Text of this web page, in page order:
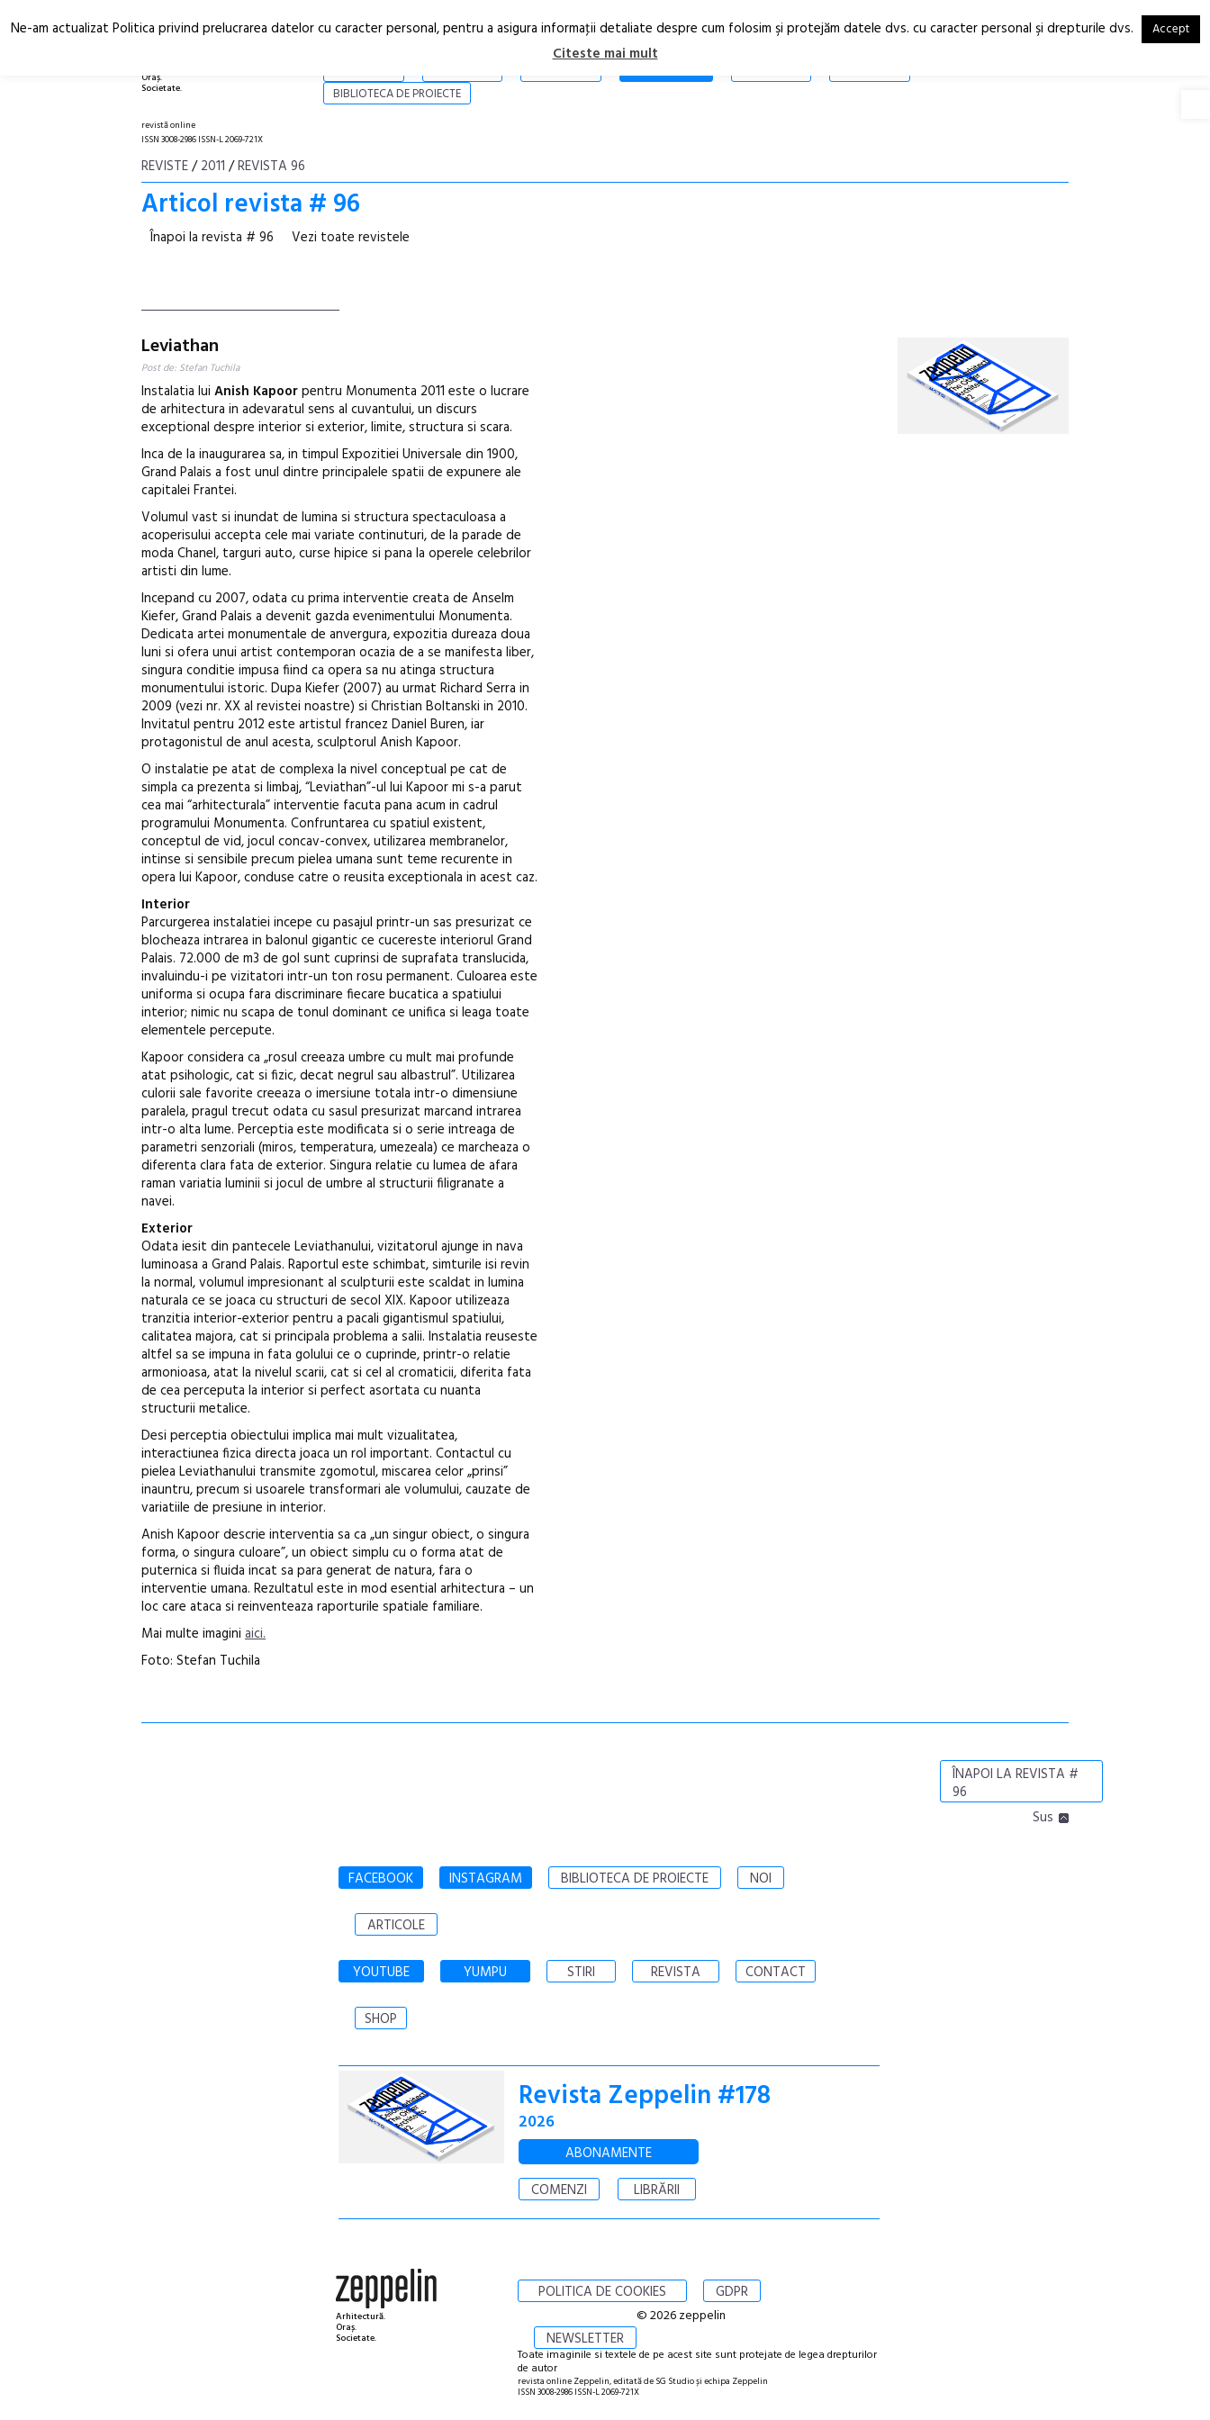
Oraș.
Societate.
RO
EN
REVISTA PRINT
BIBLIOTECA DE PROIECTE
revistă online
ISSN 3008-2986 ISSN-L 2069-721X
REVISTE/2011 /REVISTA 96
Articol revista # 96
Înapoi la revista # 96 Vezi toate revistele
Leviathan
Post de: Stefan Tuchila
Instalatia lui Anish Kapoorpentru Monumenta 2011 este o lucrare
de arhitectura in adevaratul sens al cuvantului, un discurs
exceptional despre interior si exterior, limite, structura si scara.
Inca de la inaugurarea sa, in timpul Expozitiei Universale din 1900,
Grand Palais a fost unul dintre principalele spatii de expunere ale
capitalei Frantei.
Volumul vast si inundat de lumina si structura spectaculoasa a
acoperisului accepta cele mai variate continuturi, de la parade de
moda Chanel, targuri auto, curse hipice si pana la operele celebrilor
artisti din lume.
Incepand cu 2007, odata cu prima interventie creata de Anselm
Kiefer, Grand Palais a devenit gazda evenimentului Monumenta.
Dedicata artei monumentale de anvergura, expozitia dureaza doua
luni si ofera unui artist contemporan ocazia de a se manifesta liber,
singura conditie impusa fiind ca opera sa nu atinga structura
monumentului istoric. Dupa Kiefer (2007) au urmat Richard Serra in
2009 (vezi nr. XX al revistei noastre) si Christian Boltanski in 2010.
Invitatul pentru 2012 este artistul francez Daniel Buren, iar
protagonistul de anul acesta, sculptorul Anish Kapoor.
O instalatie pe atat de complexa la nivel conceptual pe cat de
simpla ca prezenta si limbaj, “Leviathan”-ul lui Kapoor mi s-a parut
cea mai “arhitecturala” interventie facuta pana acum in cadrul
programului Monumenta. Confruntarea cu spatiul existent,
conceptul de vid, jocul concav-convex, utilizarea membranelor,
intinse si sensibile precum pielea umana sunt teme recurente in
opera lui Kapoor, conduse catre o reusita exceptionala in acest caz.
Interior
Parcurgerea instalatiei incepe cu pasajul printr-un sas presurizat ce
blocheaza intrarea in balonul gigantic ce cucereste interiorul Grand
Palais. 72.000 de m3 de gol sunt cuprinsi de suprafata translucida,
invaluindu-i pe vizitatori intr-un ton rosu permanent. Culoarea este
uniforma si ocupa fara discriminare fiecare bucatica a spatiului
interior; nimic nu scapa de tonul dominant ce unifica si leaga toate
elementele percepute.
Kapoor considera ca „rosul creeaza umbre cu mult mai profunde
atat psihologic, cat si fizic, decat negrul sau albastrul”. Utilizarea
culorii sale favorite creeaza o imersiune totala intr-o dimensiune
paralela, pragul trecut odata cu sasul presurizat marcand intrarea
intr-o alta lume. Perceptia este modificata si o serie intreaga de
parametri senzoriali (miros, temperatura, umezeala) ce marcheaza o
diferenta clara fata de exterior. Singura relatie cu lumea de afara
raman variatia luminii si jocul de umbre al structurii filigranate a
navei.
Exterior
Odata iesit din pantecele Leviathanului, vizitatorul ajunge in nava
luminoasa a Grand Palais. Raportul este schimbat, simturile isi revin
la normal, volumul impresionant al sculpturii este scaldat in lumina
naturala ce se joaca cu structuri de secol XIX. Kapoor utilizeaza
tranzitia interior-exterior pentru a pacali gigantismul spatiului,
calitatea majora, cat si principala problema a salii. Instalatia reuseste
altfel sa se impuna in fata golului ce o cuprinde, printr-o relatie
armonioasa, atat la nivelul scarii, cat si cel al cromaticii, diferita fata
de cea perceputa la interior si perfect asortata cu nuanta
structurii metalice.
Desi perceptia obiectului implica mai mult vizualitatea,
interactiunea fizica directa joaca un rol important. Contactul cu
pielea Leviathanului transmite zgomotul, miscarea celor „prinsi”
inauntru, precum si usoarele transformari ale volumului, cauzate de
variatiile de presiune in interior.
Anish Kapoor descrie interventia sa ca „un singur obiect, o singura
forma, o singura culoare”, un obiect simplu cu o forma atat de
puternica si fluida incat sa para generat de natura, fara o
interventie umana. Rezultatul este in mod esential arhitectura – un
loc care ataca si reinventeaza raporturile spatiale familiare.
Mai multe imagini aici.
Foto: Stefan Tuchila
ÎNAPOI LA REVISTA #
96
Sus
FACEBOOK INSTAGRAM BIBLIOTECA DE PROIECTE NOI
ARTICOLE
YOUTUBE YUMPU STIRI REVISTA CONTACT
SHOP
Revista Zeppelin #178
2026
ABONAMENTE
COMENZI
LIBRĂRII
Arhitectură.
Oraș.
Societate.
POLITICA DE COOKIES GDPR
NEWSLETTER
© 2026 zeppelin
Toate imaginile si textele de pe acest site sunt protejate de legea drepturilor
de autor
revista online Zeppelin, editată de SG Studio și echipa Zeppelin
ISSN 3008-2986 ISSN-L 2069-721X
Ne-am actualizat Politica privind prelucrarea datelor cu caracter personal, pentru a asigura informaţii detaliate despre cum folosim şi protejăm datele dvs. cu caracter personal şi drepturile dvs. Accept
Citeste mai mult